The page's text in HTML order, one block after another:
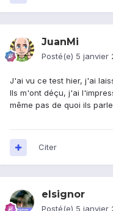
JuanMi
Posté(e) 5 janvier
J'ai vu ce test hier, j'ai
Ils m'ont déçu, j'ai
même pas de quoi ils
Citer
elsignor
Posté(e) 5 janvier